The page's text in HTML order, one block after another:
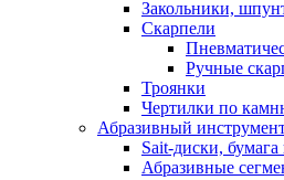
Закольники,
Скарпели
Ручные
Троянки
Чертилки по
Абразивный
Sait-диски,
Абразивные